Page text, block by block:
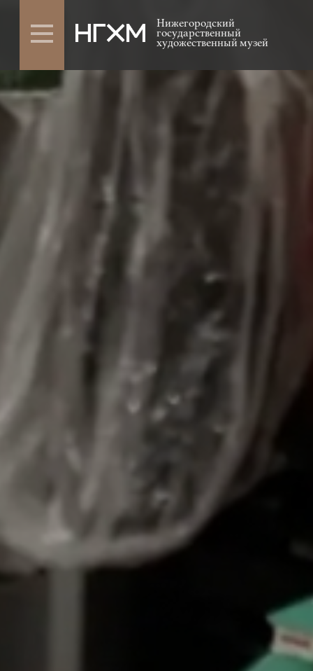
Нижегородский
государственный
художественный музей